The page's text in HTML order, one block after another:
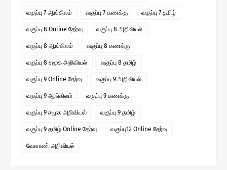
வகுப்பு 7 ஆங்கிலம் வகுப்பு 7 கணக்கு வகுப்பு 7 தமிழ்
வகுப்பு 8 Online தேர்வு வகுப்பு 8 அறிவியல்
வகுப்பு 8 ஆங்கிலம் வகுப்பு 8 கணக்கு
வகுப்பு 8 சமூக அறிவியல் வகுப்பு 8 தமிழ்
வகுப்பு 9 Online தேர்வு வகுப்பு 9 அறிவியல்
வகுப்பு 9 ஆங்கிலம் வகுப்பு 9 கணக்கு
வகுப்பு 9 சமூக அறிவியல் வகுப்பு 9 தமிழ்
வகுப்பு 9 தமிழ் Online தேர்வு வகுப்பு12 Online தேர்வு
வேளாண் அறிவியல்